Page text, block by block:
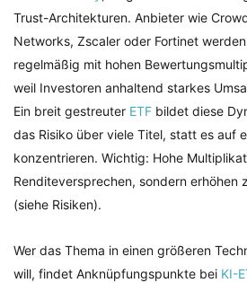
Trust-Architekturen. Anbieter wie
Networks, Zscaler oder Fortinet
regelmäßig mit hohen
weil Investoren anhaltend starkes
Ein breit gestreuter ETF bildet diese
das Risiko über viele Titel, statt es auf
konzentrieren. Wichtig: Hohe
Renditeversprechen, sondern erhöhen
(siehe Risiken).
Wer das Thema in einen größeren
will, findet Anknüpfungspunkte bei KI-